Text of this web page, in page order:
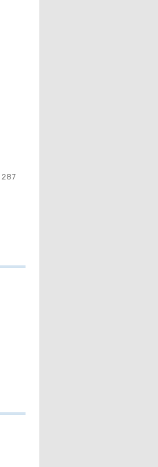
287